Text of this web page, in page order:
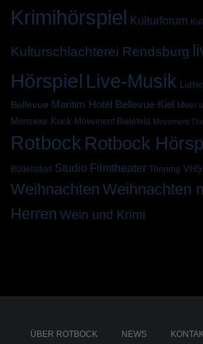
Krimihörspiel Kulturforum
Kulturschlachterei Rendsburg
Hörspiel Live-Musik
Bellevue Maritim Hotel Bellevue Kiel Meer
Monsieur Kock Movement Bielefeld Movement
Rotbock Rotbock
Büdelsdorf Studio Filmtheater Tönning
Weihnachten Weihnachten
Herren Wein und Krimi
ÜBER ROTBOCK NEWS